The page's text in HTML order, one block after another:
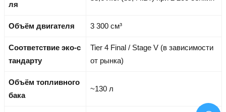
ля
Объём двигателя 3 300 см³
Соответствие эко-с
тандарту
Tier 4 Final / Stage V (в зависимости
от рынка)
Объём топливного
бака
~130 л